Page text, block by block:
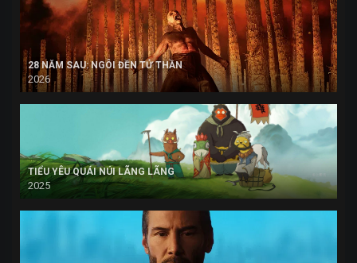
28 NĂM SAU: NGÔI ĐỀN TỬ THẦN
2026
TIỂU YÊU QUÁI NÚI LÃNG LÃNG
2025